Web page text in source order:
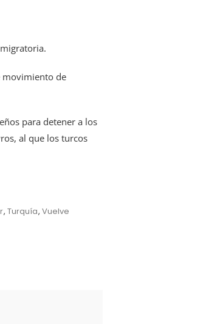
movimiento de
para detener a los
al que los turcos
, Turquía, Vuelve